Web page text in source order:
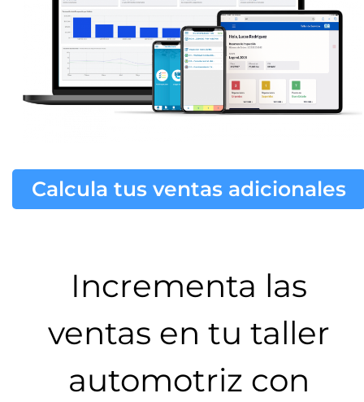
Calcula tus ventas adicionales
Incrementa las
ventas en tu taller
automotriz con